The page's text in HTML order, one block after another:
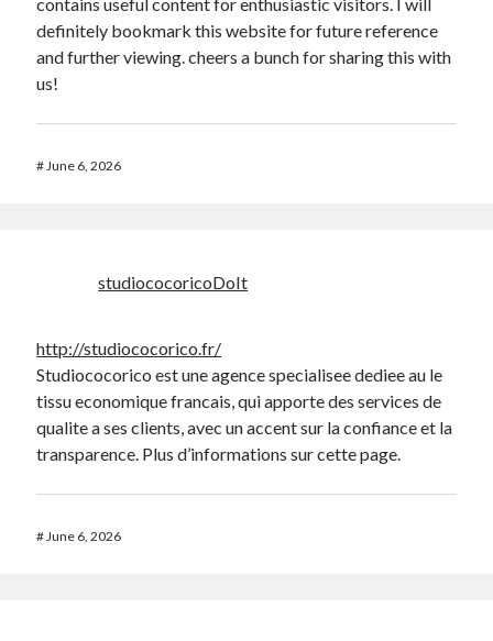
definitely bookmark this website for future reference
and further viewing. cheers a bunch for sharing this with
us!
#June 6, 2026
studiococoricoDoIt
http://studiococorico.fr/
Studiococorico est une agence specialisee dediee au le
tissu economique francais, qui apporte des services de
qualite a ses clients, avec un accent sur la confiance et la
transparence. Plus d’informations sur cette page.
#June 6, 2026